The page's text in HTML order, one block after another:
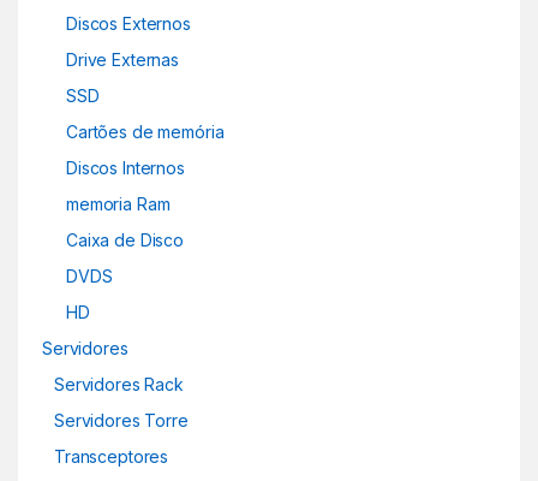
Discos Externos
Drive Externas
SSD
Cartões de memória
Discos Internos
memoria Ram
Caixa de Disco
DVDS
HD
Servidores
Servidores Rack
Servidores Torre
Transceptores